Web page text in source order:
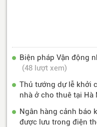
Biện pháp Vận động
(48 lượt xem)
Thủ tướng dự lễ khởi
nhà ở cho thuê tại Hà
Ngân hàng cảnh báo
được lưu trong điện